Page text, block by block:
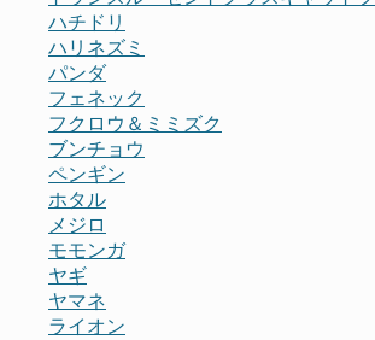
ハチドリ
ハリネズミ
パンダ
フェネック
フクロウ＆ミミズク
ブンチョウ
ペンギン
ホタル
メジロ
モモンガ
ヤギ
ヤマネ
ライオン